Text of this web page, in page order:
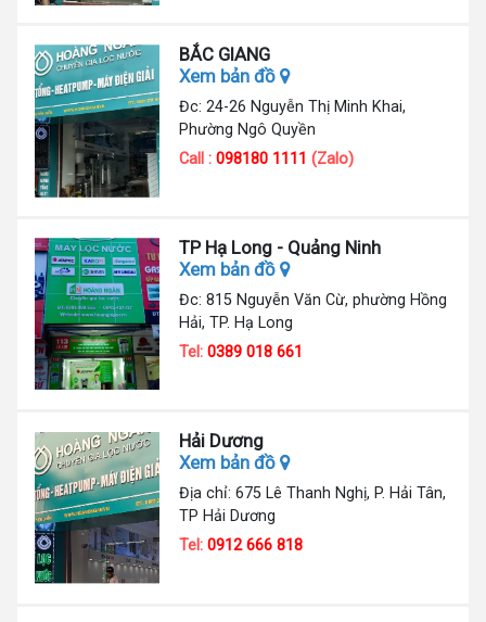
BẮC GIANG
Xem bản đồ
Đc: 24-26 Nguyễn Thị Minh Khai,
Phường Ngô Quyền
Call :098180 1111 (Zalo)
TP Hạ Long - Quảng Ninh
Xem bản đồ
Đc: 815 Nguyễn Văn Cừ, phường Hồng
Hải, TP. Hạ Long
Tel:0389 018 661
Hải Dương
Xem bản đồ
Địa chỉ: 675 Lê Thanh Nghị, P. Hải Tân,
TP Hải Dương
Tel:0912 666 818